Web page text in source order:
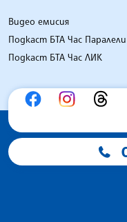
Видео емисия
Подкаст БТА Час Паралели
Подкаст БТА Час ЛИК